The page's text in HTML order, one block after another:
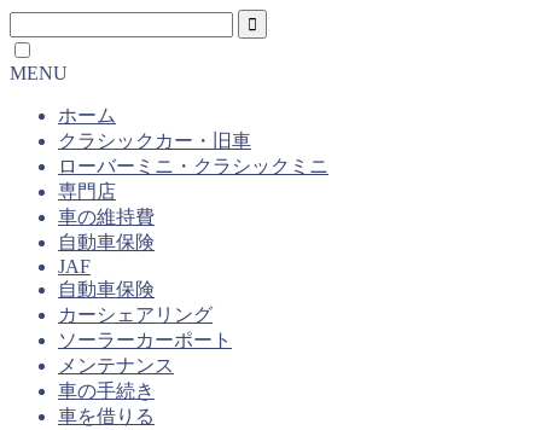
MENU
ホーム
クラシックカー・旧車
ローバーミニ・クラシックミニ
専門店
車の維持費
自動車保険
JAF
自動車保険
カーシェアリング
ソーラーカーポート
メンテナンス
車の手続き
車を借りる